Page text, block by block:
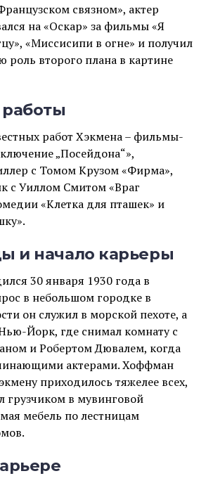
связном», актер
на «Оскар» за фильмы «Я
«Миссисипи в огне» и получил
роль второго плана в картине
работ Хэкмена – фильмы-
„Посейдона“»,
с Томом Крузом «Фирма»,
с Уиллом Смитом «Враг
«Клетка для пташек» и
и начало карьеры
30 января 1930 года в
в небольшом городке в
он служил в морской пехоте, а
Йорк, где снимал комнату с
и Робертом Дювалем, когда
актерами. Хоффман
приходилось тяжелее всех,
грузчиком в мувинговой
мебель по лестницам